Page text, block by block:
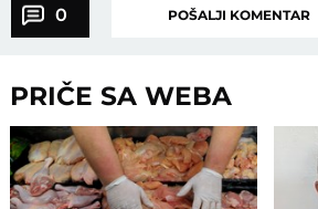
0 POŠALJI KOMENTAR
PRIČE SA WEBA